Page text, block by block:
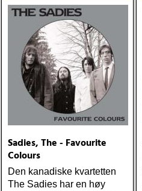
Sadies, The - Favourite
Colours
Den kanadiske kvartetten
The Sadies har en høy